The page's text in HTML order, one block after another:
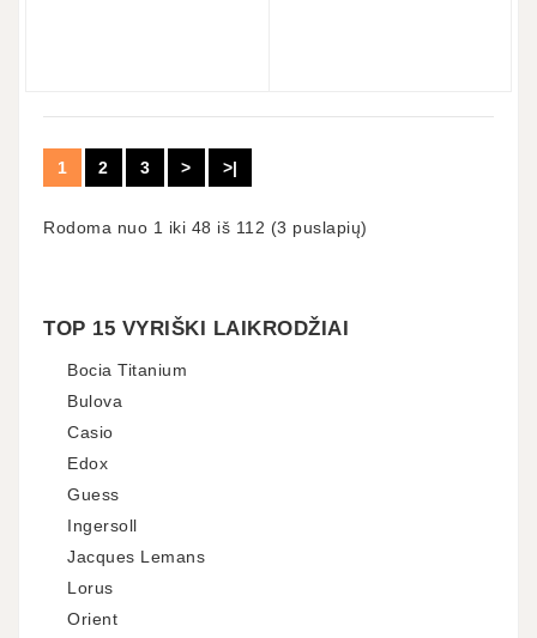
1 2 3 > >|
Rodoma nuo 1 iki 48 iš 112 (3 puslapių)
TOP 15 VYRIŠKI LAIKRODŽIAI
Bocia Titanium
Bulova
Casio
Edox
Guess
Ingersoll
Jacques Lemans
Lorus
Orient